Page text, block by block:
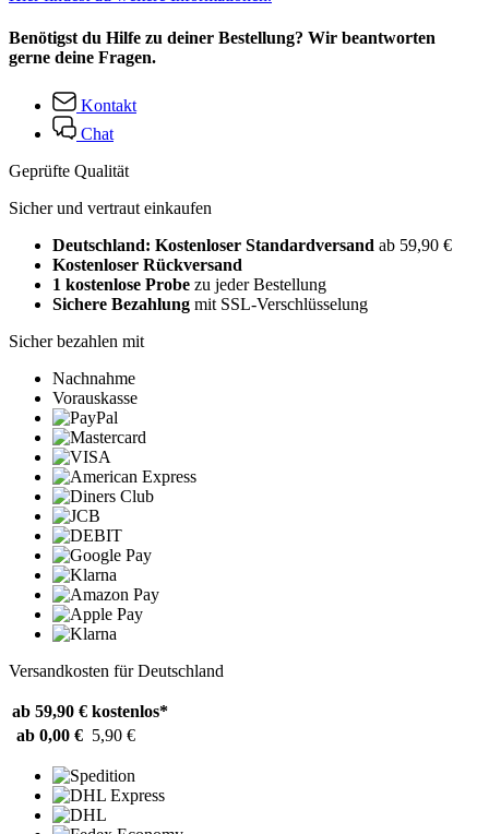
Benötigst du Hilfe zu deiner Bestellung? Wir beantworten
gerne deine Fragen.
Kontakt
Chat
Geprüfte Qualität
Sicher und vertraut einkaufen
Deutschland: Kostenloser Standardversand ab 59,90 €
Kostenloser Rückversand
1 kostenlose Probe zu jeder Bestellung
Sichere Bezahlung mit SSL-Verschlüsselung
Sicher bezahlen mit
Nachnahme
Vorauskasse
Versandkosten für Deutschland
ab 59,90 € kostenlos*
ab 0,00 € 5,90 €